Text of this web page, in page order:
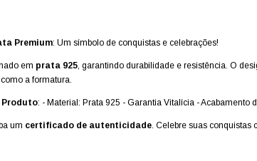
Premium: Um símbolo de conquistas e celebrações!
em prata 925, garantindo durabilidade e resistência. O
a formatura.
: - Material: Prata 925 - Garantia Vitalícia - Acabamento
um certificado de autenticidade. Celebre suas conquistas